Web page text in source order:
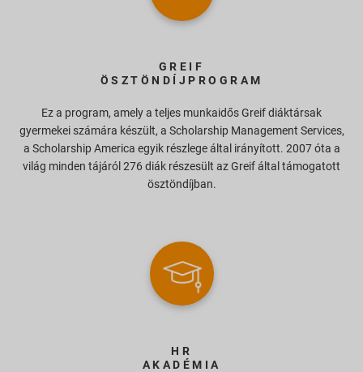
GREIF
ÖSZTÖNDÍJPROGRAM
Ez a program, amely a teljes munkaidős Greif diáktársak
gyermekei számára készült, a Scholarship Management Services,
a Scholarship America egyik részlege által irányított. 2007 óta a
világ minden tájáról 276 diák részesült az Greif által támogatott
ösztöndíjban.
HR
AKADÉMIA